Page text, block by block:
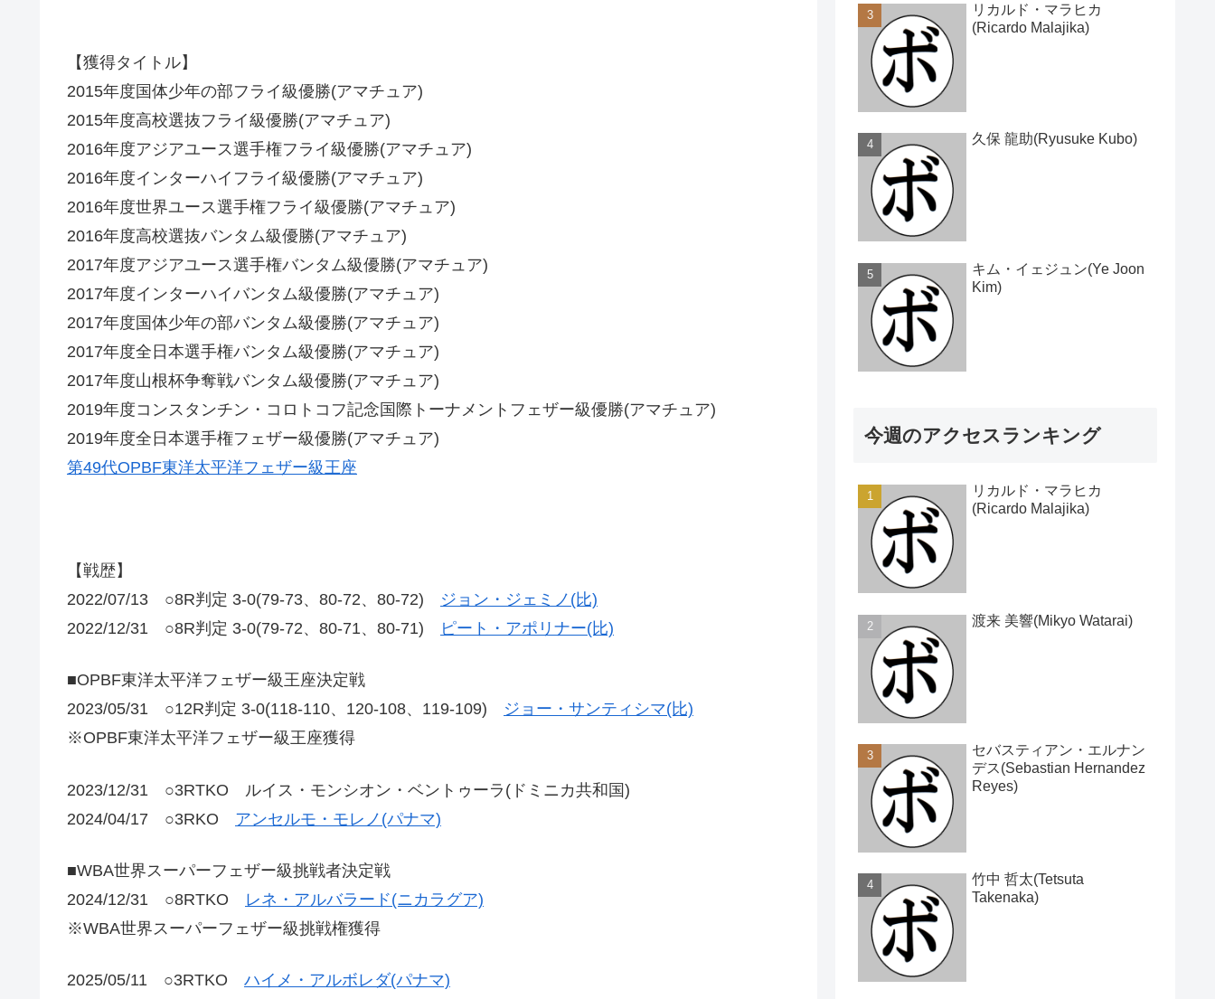
【獲得タイトル】
2015年度国体少年の部フライ級優勝(アマチュア)
2015年度高校選抜フライ級優勝(アマチュア)
2016年度アジアユース選手権フライ級優勝(アマチュア)
2016年度インターハイフライ級優勝(アマチュア)
2016年度世界ユース選手権フライ級優勝(アマチュア)
2016年度高校選抜バンタム級優勝(アマチュア)
2017年度アジアユース選手権バンタム級優勝(アマチュア)
2017年度インターハイバンタム級優勝(アマチュア)
2017年度国体少年の部バンタム級優勝(アマチュア)
2017年度全日本選手権バンタム級優勝(アマチュア)
2017年度山根杯争奪戦バンタム級優勝(アマチュア)
2019年度コンスタンチン・コロトコフ記念国際トーナメントフェザー級優勝(アマチュア)
2019年度全日本選手権フェザー級優勝(アマチュア)
第49代OPBF東洋太平洋フェザー級王座
【戦歴】
2022/07/13 ○8R判定 3-0(79-73、80-72、80-72) ジョン・ジェミノ(比)
2022/12/31 ○8R判定 3-0(79-72、80-71、80-71)
ピート・アポリナー(比)
■OPBF東洋太平洋フェザー級王座決定戦
2023/05/31 ○12R判定 3-0(118-110、120-108、119-109) ジョー・サンティシマ(比)
※OPBF東洋太平洋フェザー級王座獲得
2023/12/31 ○3RTKO ルイス・モンシオン・ベントゥーラ(ドミニカ共和国)
2024/04/17 ○3RKO アンセルモ・モレノ(パナマ)
■WBA世界スーパーフェザー級挑戦者決定戦
2024/12/31 ○8RTKO レネ・アルバラード(ニカラグア)
※WBA世界スーパーフェザー級挑戦権獲得
2025/05/11 ○3RTKO ハイメ・アルボレダ(パナマ)
リカルド・マラヒカ
(Ricardo Malajika)
久保 龍助(Ryusuke Kubo)
キム・イェジュン(Ye Joon
Kim)
今週のアクセスランキング
リカルド・マラヒカ
(Ricardo Malajika)
渡来 美響(Mikyo Watarai)
セバスティアン・エルナン
デス(Sebastian Hernandez
Reyes)
竹中 哲太(Tetsuta
Takenaka)